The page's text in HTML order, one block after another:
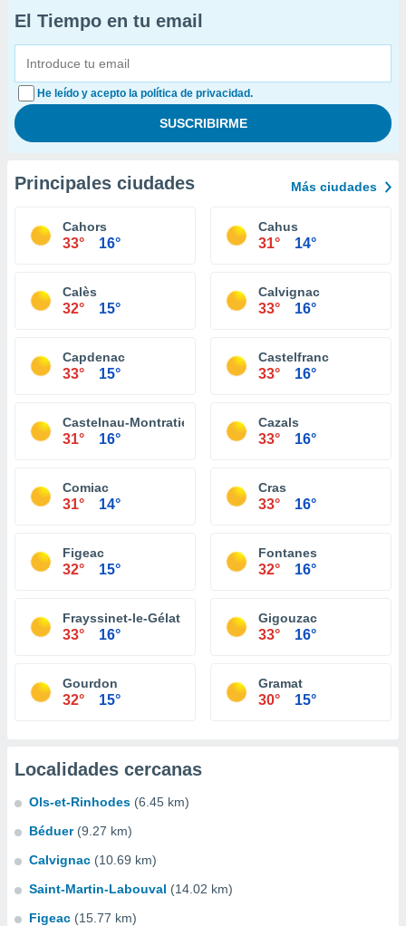
El Tiempo en tu email
He leído y acepto la política de privacidad.
Principales ciudades Más ciudades
Cahors
33° 16°
Cahus
31° 14°
Calès
32° 15°
Calvignac
33° 16°
Capdenac
33° 15°
Castelfranc
33° 16°
Castelnau-Montratier
31° 16°
Cazals
33° 16°
Comiac
31° 14°
Cras
33° 16°
Figeac
32° 15°
Fontanes
32° 16°
Frayssinet-le-Gélat
33° 16°
Gigouzac
33° 16°
Gourdon
32° 15°
Gramat
30° 15°
Localidades cercanas
Ols-et-Rinhodes (6.45 km)
Béduer (9.27 km)
Calvignac (10.69 km)
Saint-Martin-Labouval (14.02 km)
Figeac (15.77 km)